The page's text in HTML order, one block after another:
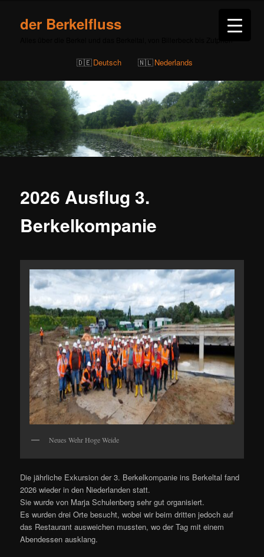
der Berkelfluss
Deutsch Nederlands
2026 Ausflug 3.
Berkelkompanie
Neues Wehr Hoge Weide
Die jährliche Exkursion der 3. Berkelkompanie ins Berkeltal fand
2026 wieder in den Niederlanden statt.
Sie wurde von Marja Schulenberg sehr gut organisiert.
Es wurden drei Orte besucht, wobei wir beim dritten jedoch auf
das Restaurant ausweichen mussten, wo der Tag mit einem
Abendessen ausklang.